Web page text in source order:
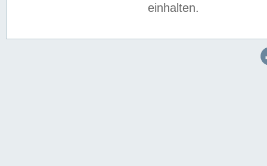
einhalten.